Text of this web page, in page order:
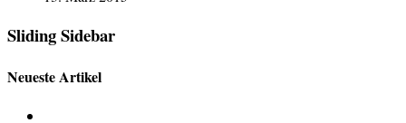
Sliding Sidebar
Neueste Artikel